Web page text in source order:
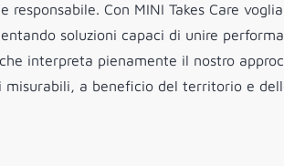
Con MINI Takes Care
soluzioni capaci di unire
interpreta pienamente il nostro
a beneficio del territorio e